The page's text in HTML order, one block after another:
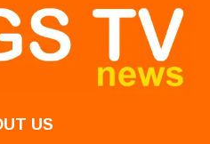
US